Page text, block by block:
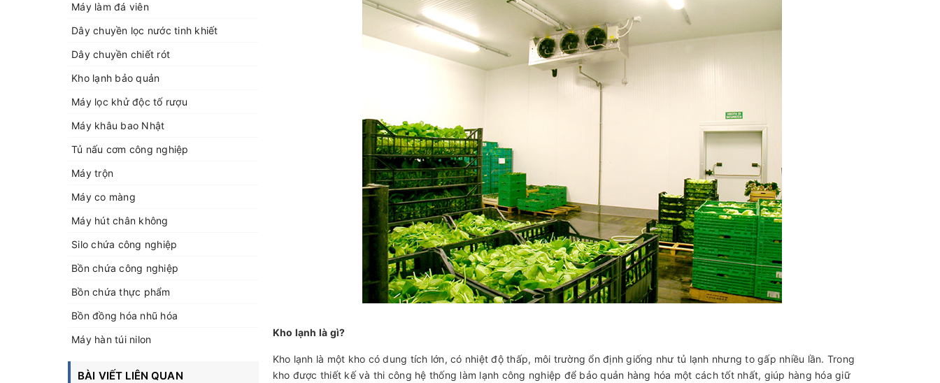
Kho lạnh là gì?
Kho lạnh là một kho có dung tích lớn, có nhiệt độ thấp, môi trường ổn định giống như tủ lạnh nhưng to gấp nhiều lần. Trong
kho được thiết kế và thi công hệ thống làm lạnh công nghiệp để bảo quản hàng hóa một cách tốt nhất, giúp hàng hóa giữ
Máy làm đá viên
Dây chuyền lọc nước tinh khiết
Dây chuyền chiết rót
Kho lạnh bảo quản
Máy lọc khử độc tố rượu
Máy khâu bao Nhật
Tủ nấu cơm công nghiệp
Máy trộn
Máy co màng
Máy hút chân không
Silo chứa công nghiệp
Bồn chứa công nghiệp
Bồn chứa thực phẩm
Bồn đồng hóa nhũ hóa
Máy hàn túi nilon
BÀI VIẾT LIÊN QUAN